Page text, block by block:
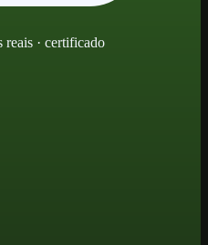
reais · certificado